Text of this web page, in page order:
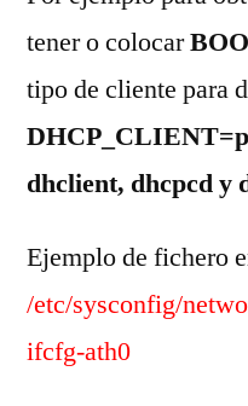
tener o colocar
tipo de cliente para
dhclient, dhcpcd y
Ejemplo de fichero
/etc/sysconfig/
ifcfg-ath0